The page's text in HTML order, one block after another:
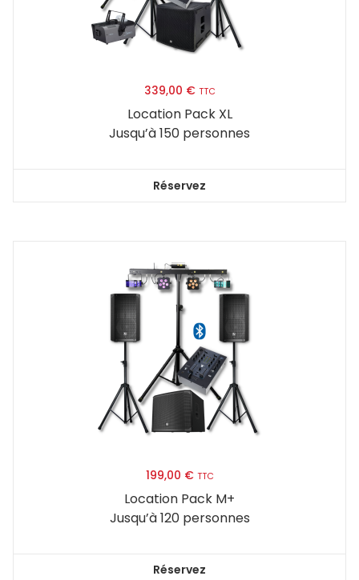
339,00 € TTC
Location Pack XL
Jusqu’à 150 personnes
Réservez
199,00 € TTC
Location Pack M+
Jusqu’à 120 personnes
Réservez